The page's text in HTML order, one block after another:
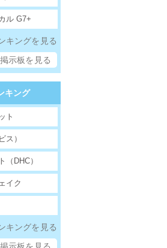
ル G7+
キングを見る
示板を見る
キング
ト
ス）
（DHC）
イク
キングを見る